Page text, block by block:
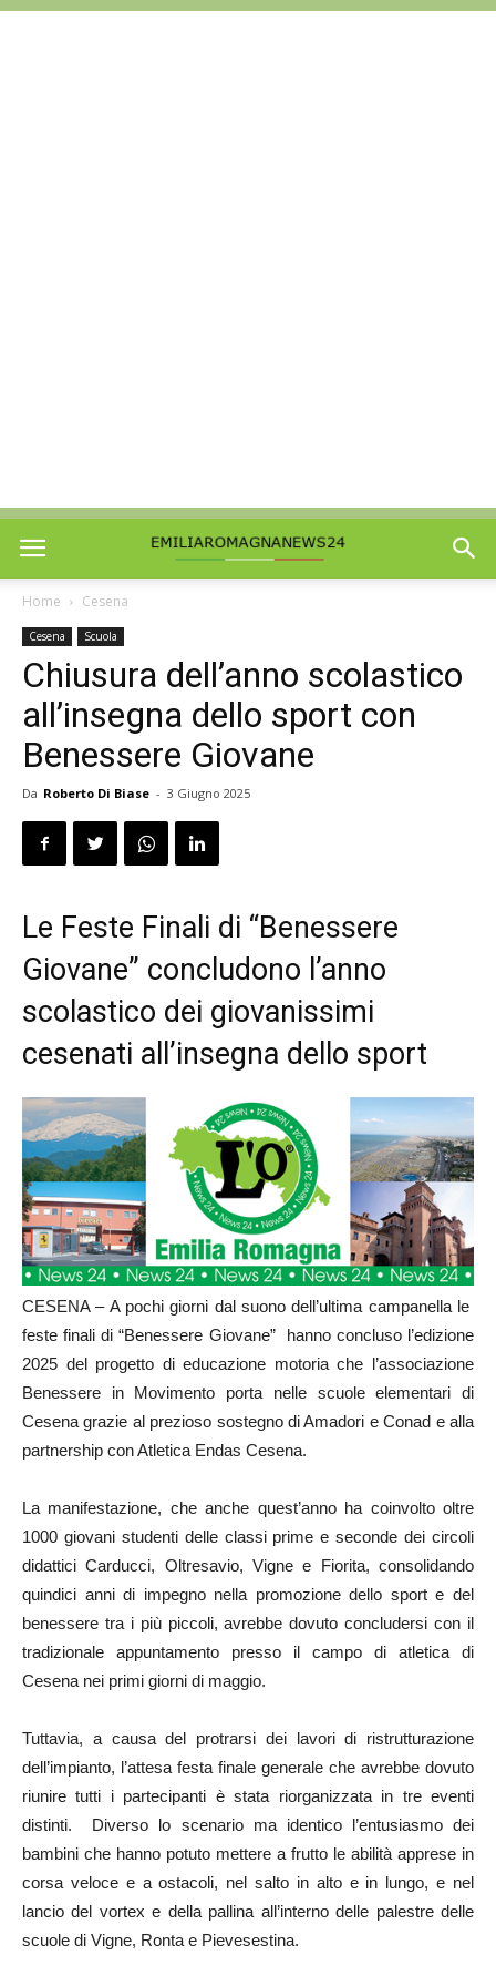
Home Cesena
Cesena Scuola
Chiusura dell’anno scolastico
all’insegna dello sport con
Benessere Giovane
Da Roberto Di Biase - 3 Giugno 2025
Le Feste Finali di “Benessere
Giovane” concludono l’anno
scolastico dei giovanissimi
cesenati all’insegna dello sport
CESENA – A pochi giorni dal suono dell’ultima campanella le
feste finali di “Benessere Giovane” hanno concluso l’edizione
2025 del progetto di educazione motoria che l’associazione
Benessere in Movimento porta nelle scuole elementari di
Cesena grazie al prezioso sostegno di Amadori e Conad e alla
partnership con Atletica Endas Cesena.
La manifestazione, che anche quest’anno ha coinvolto oltre
1000 giovani studenti delle classi prime e seconde dei circoli
didattici Carducci, Oltresavio, Vigne e Fiorita, consolidando
quindici anni di impegno nella promozione dello sport e del
benessere tra i più piccoli, avrebbe dovuto concludersi con il
tradizionale appuntamento presso il campo di atletica di
Cesena nei primi giorni di maggio.
Tuttavia, a causa del protrarsi dei lavori di ristrutturazione
dell’impianto, l’attesa festa finale generale che avrebbe dovuto
riunire tutti i partecipanti è stata riorganizzata in tre eventi
distinti. Diverso lo scenario ma identico l’entusiasmo dei
bambini che hanno potuto mettere a frutto le abilità apprese in
corsa veloce e a ostacoli, nel salto in alto e in lungo, e nel
lancio del vortex e della pallina all’interno delle palestre delle
scuole di Vigne, Ronta e Pievesestina.